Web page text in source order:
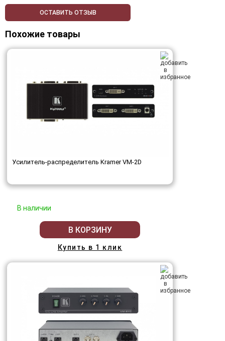
ОСТАВИТЬ ОТЗЫВ
Похожие товары
Усилитель-распределитель Kramer VM-2D
В наличии
В КОРЗИНУ
Купить в 1 клик